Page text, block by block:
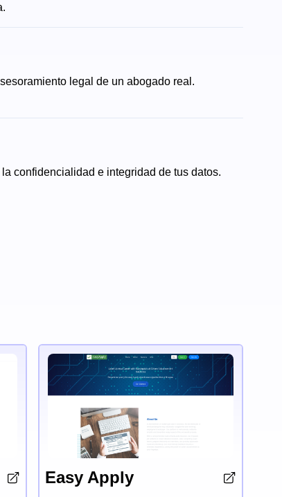
legal de un abogado real.
confidencialidad e integridad de tus datos.
Easy Apply